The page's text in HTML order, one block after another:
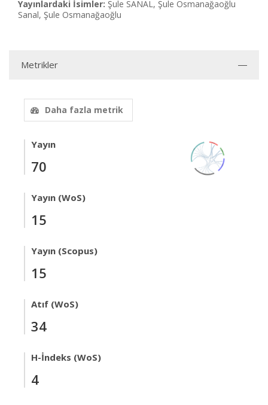
Yayınlardaki İsimler: Şule SANAL, Şule Osmanağaoğlu
Sanal, Şule Osmanağaoğlu
Metrikler
Daha fazla metrik
Yayın
70
Yayın (WoS)
15
Yayın (Scopus)
15
Atıf (WoS)
34
H-İndeks (WoS)
4